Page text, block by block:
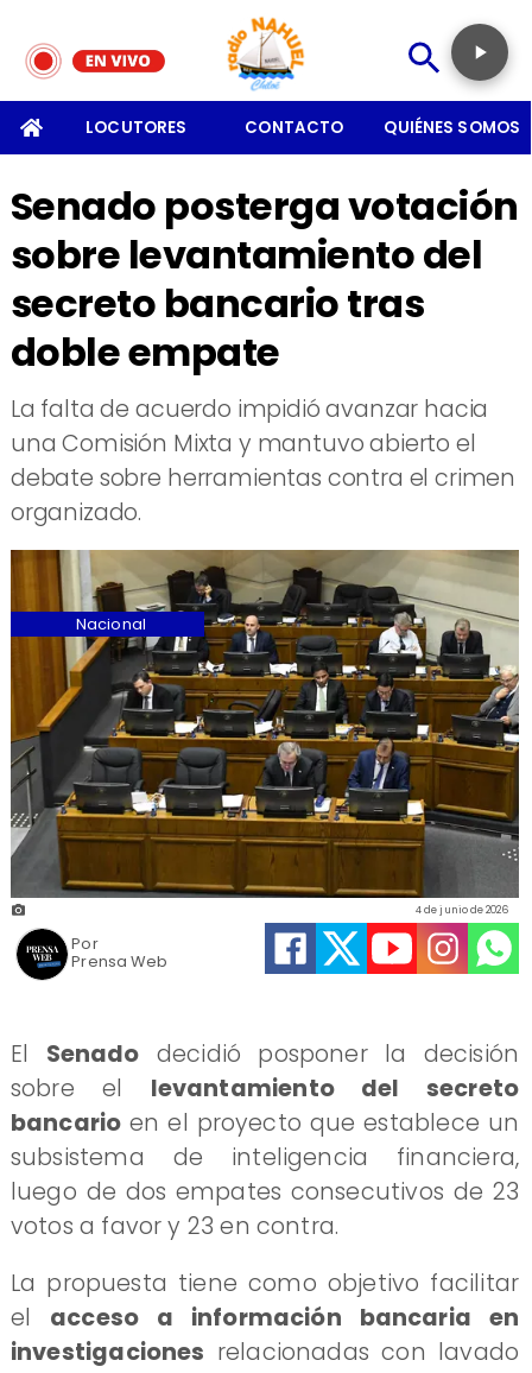
LOCUTORES CONTACTO QUIÉNES SOMOS
Senado posterga votación
sobre levantamiento del
secreto bancario tras
doble empate
La falta de acuerdo impidió avanzar hacia
una Comisión Mixta y mantuvo abierto el
debate sobre herramientas contra el crimen
organizado.
Prensa Web
4 de junio de 2026
Nacional
Por
El Senado decidió posponer la decisión
sobre el levantamiento del secreto
bancario en el proyecto que establece un
subsistema de inteligencia financiera,
luego de dos empates consecutivos de 23
votos a favor y 23 en contra.
La propuesta tiene como objetivo facilitar
el acceso a información bancaria en
investigaciones relacionadas con lavado